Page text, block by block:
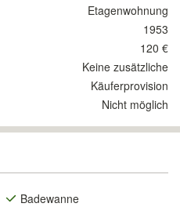
Etagenwohnung
1953
120 €
Keine zusätzliche
Käuferprovision
Nicht möglich
Badewanne